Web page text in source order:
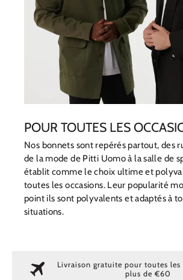
POUR TOUTES LES
Nos bonnets sont repérés partout, des
de la mode de Pitti Uomo à la salle de
établit comme le choix ultime et
toutes les occasions. Leur popularité
point ils sont polyvalents et adaptés à
situations.
Livraison gratuite pour toutes les
plus de €60